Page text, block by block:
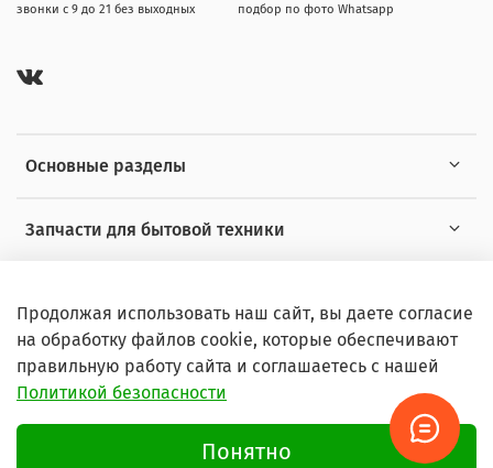
Основные разделы
Запчасти для бытовой техники
звонки с 9 до 21 без выходных подбор по фото Whatsapp
© 2026 Любое использование контента без письменного
Продолжая использовать наш сайт, вы даете согласие
на обработку файлов cookie, которые обеспечивают
правильную работу сайта и соглашаетесь с нашей
Политикой безопасности
Понятно